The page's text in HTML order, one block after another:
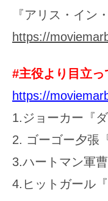
『アリス・イン
https://
#主役より目立
https://
1.ジョーカー『
2. ゴーゴー夕張
3.ハートマン軍
4.ヒットガール